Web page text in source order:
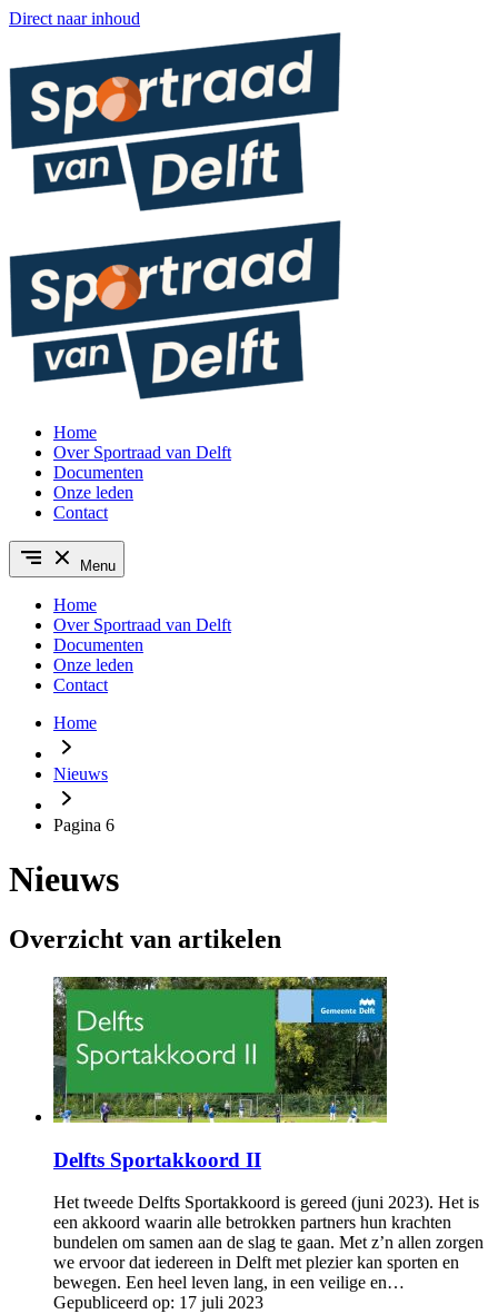
Direct naar inhoud
Home
Over Sportraad van Delft
Documenten
Onze leden
Contact
Menu
Home
Over Sportraad van Delft
Documenten
Onze leden
Contact
Home
Nieuws
Pagina 6
Nieuws
Overzicht van artikelen
Delfts Sportakkoord II
Het tweede Delfts Sportakkoord is gereed (juni 2023). Het is
een akkoord waarin alle betrokken partners hun krachten
bundelen om samen aan de slag te gaan. Met z’n allen zorgen
we ervoor dat iedereen in Delft met plezier kan sporten en
bewegen. Een heel leven lang, in een veilige en…
Gepubliceerd op: 17 juli 2023